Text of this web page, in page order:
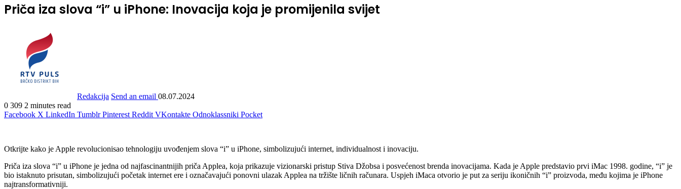
Priča iza slova “i” u iPhone: Inovacija koja je promijenila svijet
Redakcija Send an email 08.07.2024
0 309 2 minutes read
Facebook X LinkedIn Tumblr Pinterest Reddit VKontakte Odnoklassniki Pocket
Otkrijte kako je Apple revolucionisao tehnologiju uvođenjem slova “i” u iPhone, simbolizujući internet, individualnost i inovaciju.
Priča iza slova “i” u iPhone je jedna od najfascinantnijih priča Applea, koja prikazuje vizionarski pristup Stiva Džobsa i posvećenost brenda inovacijama. Kada je Apple predstavio prvi iMac 1998. godine, “i” je
bio istaknuto prisutan, simbolizujući početak internet ere i označavajući ponovni ulazak Applea na tržište ličnih računara. Uspjeh iMaca otvorio je put za seriju ikoničnih “i” proizvoda, među kojima je iPhone
najtransformativniji.